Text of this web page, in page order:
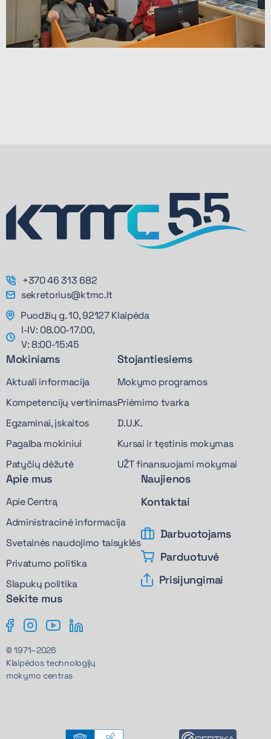
+370 46 313 682
sekretorius@ktmc.lt
Puodžių g. 10, 92127 Klaipėda
I-IV: 08.00-17.00,
V: 8:00-15:45
Mokiniams
Aktuali informacija
Kompetencijų vertinimas
Egzaminai, įskaitos
Pagalba mokiniui
Patyčių dėžutė
Stojantiesiems
Mokymo programos
Priėmimo tvarka
D.U.K.
Kursai ir tęstinis mokymas
UŽT finansuojami mokymai
Apie mus
Apie Centrą
Administracinė informacija
Svetainės naudojimo taisyklės
Privatumo politika
Slapukų politika
Naujienos
Kontaktai
Darbuotojams
Parduotuvė
Prisijungimai
Sekite mus
© 1971–2026
Klaipėdos technologijų
mokymo centras